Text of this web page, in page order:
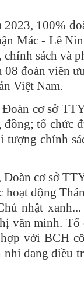
2023, 100%
Mác - Lê
sách và
đoàn viên
Việt Nam.
cơ sở
tổ chức
tượng chính
Đoàn cơ sở
hoạt động
nhật
văn minh. Tổ
với BCH
nhi đang điều